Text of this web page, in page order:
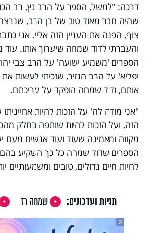
דרכה: "למשל, הספר על הרב גץ, רב
שהיה חבר מאוד טוב של בן הרב, שנרצח
צוף, הפנה את העניין הזה אליי. אני
והעברתי לדוד שמחה שיערוך אותו. עוד
הספרים 'משמיע ישועה' על הרב צבי
יפליא' על הרב הנזיר, שזכיתי לעשות
אותם, ודוד שמחה הופקד על עריכתם.
"אני מודה לה' על הזכות להיות
הזה, ועל הזכות להיות שותפה בחלק
מקווה ומאמינה שעוד ועוד אנשים מעם
הספרים שדוד שמחה כל כך השקיע בהם,
לחיות חיים גדולים, טובים ומשמעותיים
תגיות ועדכונים: שמחה רז
X